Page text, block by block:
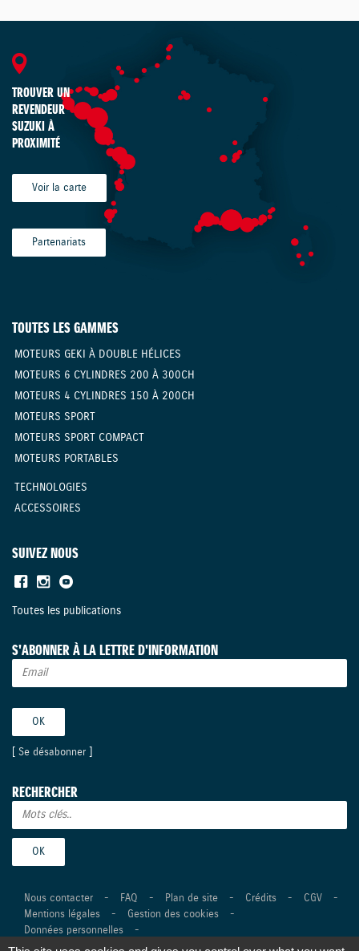
TROUVER UN
REVENDEUR
SUZUKI À
PROXIMITÉ
Voir la carte
Partenariats
TOUTES LES GAMMES
MOTEURS GEKI À DOUBLE HÉLICES
MOTEURS 6 CYLINDRES 200 À 300CH
MOTEURS 4 CYLINDRES 150 À 200CH
MOTEURS SPORT
MOTEURS SPORT COMPACT
MOTEURS PORTABLES
TECHNOLOGIES
ACCESSOIRES
SUIVEZ NOUS
Toutes les publications
S'ABONNER À LA LETTRE D'INFORMATION
Se désabonner
RECHERCHER
Nous contacter - FAQ - Plan de site - Crédits - CGV
-
Mentions légales
- Gestion des cookies
-
Données personnelles
-